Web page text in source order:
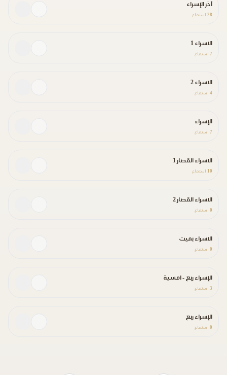
آخر الإسراء
28 استماع
الاسراء 1
7 استماع
الاسراء 2
4 استماع
الإسراء
7 استماع
الاسراء القصار 1
10 استماع
الاسراء القصار 2
0 استماع
الاسراء بميت
0 استماع
الإسراء ربع - امسية
3 استماع
الإسراء ربع
0 استماع